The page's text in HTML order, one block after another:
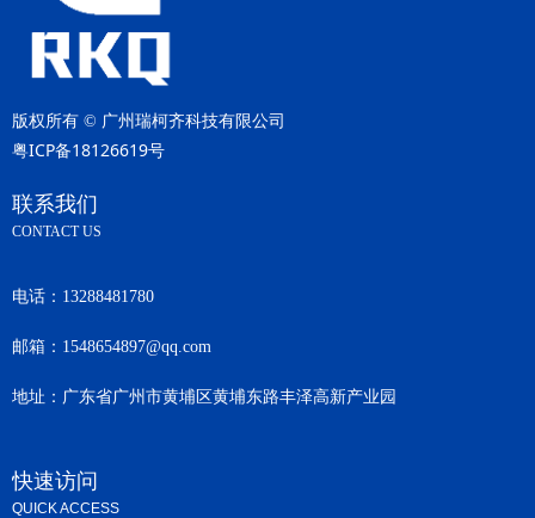
版权所有 © 广州瑞柯齐科技有限公司
粤ICP备18126619号
电话： 13288481780
邮箱： 1548654897@qq.com
地址： 广东省广州市黄埔区黄埔东路丰泽高新产业园
联系我们
CONTACT US
快速访问
QUICK ACCESS